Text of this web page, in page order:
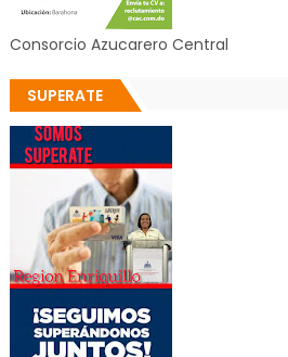
Consorcio Azucarero Central
SUPERATE